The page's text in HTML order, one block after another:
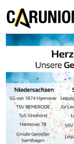
KONTAKT